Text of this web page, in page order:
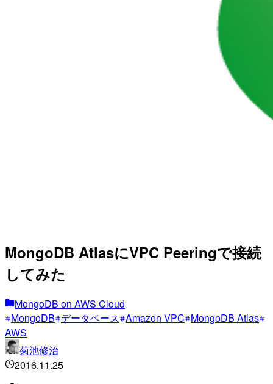
MongoDB AtlasにVPC Peeringで接続
してみた
MongoDB on AWS Cloud
MongoDB データベース Amazon VPC MongoDB Atlas
AWS
菊池修治
2016.11.25